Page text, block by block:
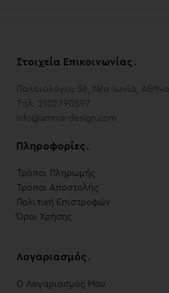
Στοιχεία Επικοινωνίας .
Παλαιολόγου 36, Νέα Ιωνία, Αθήνα
Τηλ. 2102790597
info@amma-design.com
Πληροφορίες .
Τρόποι Πληρωμής
Τρόποι Αποστολής
Πολιτική Επιστροφών
Όροι Χρήσης
Λογαριασμός .
Ο Λογαριασμός Μου